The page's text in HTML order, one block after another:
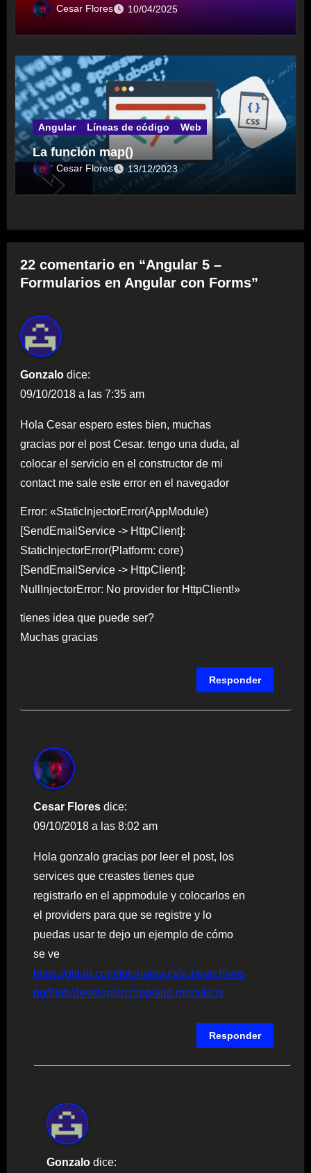
Cesar Flores 10/04/2025
Angular Líneas de código Web
La función map()
Cesar Flores 13/12/2023
22 comentario en “Angular 5 –
Formularios en Angular con Forms”
Gonzalo dice:
09/10/2018 a las 7:35 am
Hola Cesar espero estes bien, muchas
gracias por el post Cesar. tengo una duda, al
colocar el servicio en el constructor de mi
contact me sale este error en el navegador
Error: «StaticInjectorError(AppModule)
[SendEmailService -> HttpClient]:
StaticInjectorError(Platform: core)
[SendEmailService -> HttpClient]:
NullInjectorError: No provider for HttpClient!»
tienes idea que puede ser?
Muchas gracias
Responder
Cesar Flores dice:
09/10/2018 a las 8:02 am
Hola gonzalo gracias por leer el post, los
services que creastes tienes que
registrarlo en el appmodule y colocarlos en
el providers para que se registre y lo
puedas usar te dejo un ejemplo de cómo
se ve
https://gitlab.com/tutorialesup/subirarchivos
ng/blob/develop/src/app/app.module.ts
Responder
Gonzalo dice: